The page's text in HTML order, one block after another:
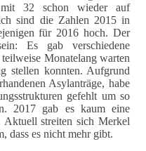
32 schon wieder auf
sind die Zahlen 2015 in
für 2016 hoch. Der
Es gab verschiedene
Monatelang warten
stellen konnten. Aufgrund
Asylanträge, habe
gefehlt um so
2017 gab es kaum eine
Aktuell streiten sich Merkel
dass es nicht mehr gibt.